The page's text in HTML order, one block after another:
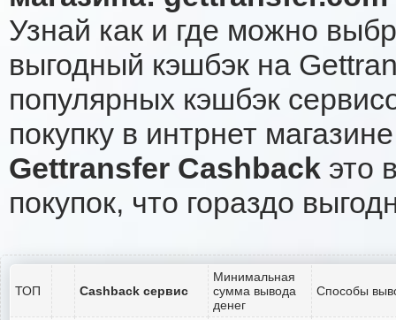
Узнай как и где можно
выгодный кэшбэк на
популярных кэшбэк
покупку в интрнет
Gettransfer Cashback это
покупок, что гораздо
ТОП Cashback сервис
Минимальная
сумма вывода
денег
Способы